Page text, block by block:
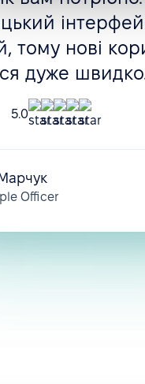
тому нові
дуже
5.0
Officer